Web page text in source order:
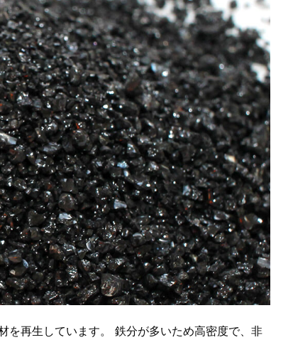
を再生しています。 鉄分が多いため高密度で、非